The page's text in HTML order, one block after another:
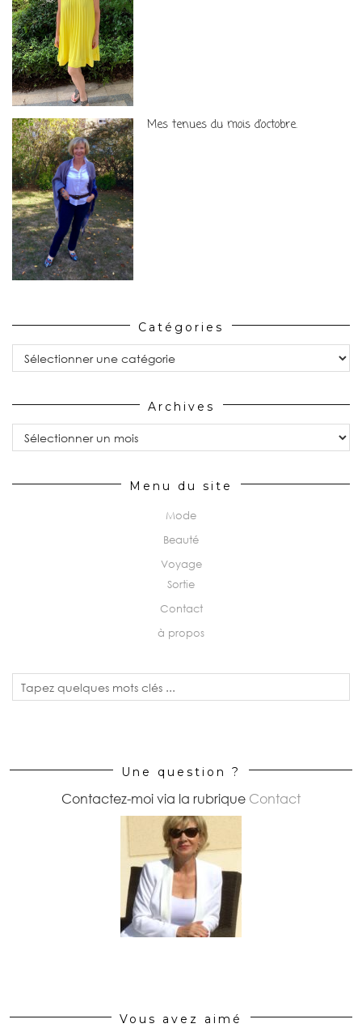
Mes tenues du mois d’octobre.
Catégories
Catégories
Archives
Archives
Menu du site
Mode
Beauté
Voyage
Sortie
Contact
à propos
Une question ?
Contactez-moi via la rubrique Contact
Vous avez aimé